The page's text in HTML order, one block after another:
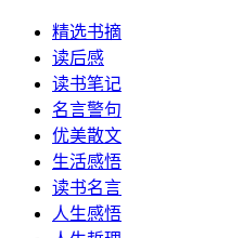
精选书摘
读后感
读书笔记
名言警句
优美散文
生活感悟
读书名言
人生感悟